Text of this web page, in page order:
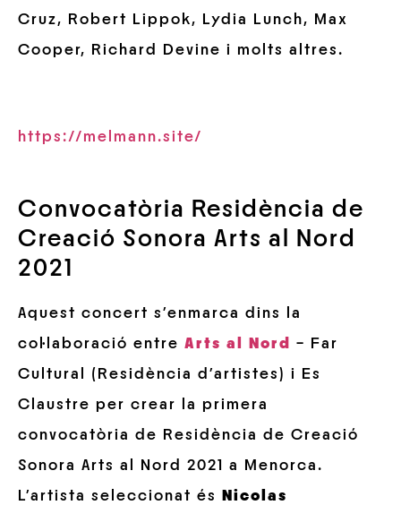
Cruz, Robert Lippok, Lydia Lunch, Max
Cooper, Richard Devine i molts altres.
https://melmann.site/
Convocatòria Residència de
Creació Sonora Arts al Nord
2021
Aquest concert s’enmarca dins la
col·laboració entre Arts al Nord
– Far
Cultural (Residència d’artistes) i Es
Claustre per crear la primera
convocatòria de Residència de Creació
Sonora Arts al Nord 2021 a Menorca.
L’artista seleccionat és
Nicolas